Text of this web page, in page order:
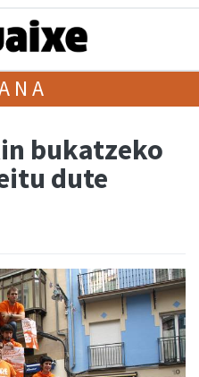
bukatzeko
dute